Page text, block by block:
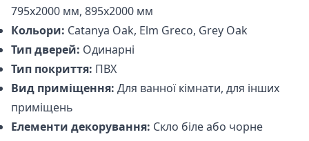
795x2000 мм, 895x2000 мм
Кольори: Catanya Oak, Elm Greco, Grey Oak
Тип дверей: Одинарні
Тип покриття: ПВХ
Вид приміщення: Для ванної кімнати, для інших
приміщень
Елементи декорування: Скло біле або чорне